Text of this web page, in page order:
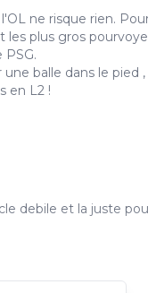
ne risque rien.
les plus gros
balle dans le pied
en L2 !
debile et la juste